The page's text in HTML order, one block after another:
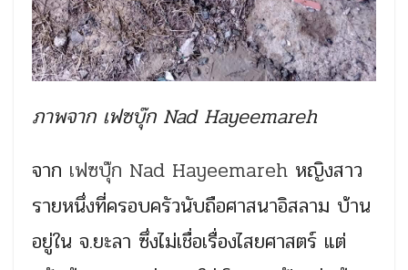
ภาพจาก เฟซบุ๊ก Nad Hayeemareh
จาก เฟซบุ๊ก Nad Hayeemareh หญิงสาว
รายหนึ่งที่ครอบครัวนับถือศาสนาอิสลาม บ้าน
อยู่ใน จ.ยะลา ซึ่งไม่เชื่อเรื่องไสยศาสตร์ แต่